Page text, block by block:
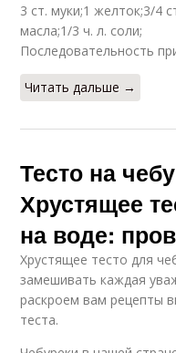
3 ст. муки;1 желток;3/4
масла;1/3 ч. л. соли;
Последовательность
Читать дальше →
Тесто на
Хрустящее
на воде:
Хрустящее тесто для
замешивать каждая
раскроем вам рецепты
теста.